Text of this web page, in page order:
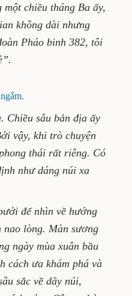
chiều tháng Ba ấy,
không dài nhưng
Pháo binh 382, tôi
Chiều sâu bản địa ấy
vậy, khi trò chuyện
thái rất riêng. Có
như dáng núi xa
để nhìn về hướng
nao lòng. Màn sương
ngày mùa xuân bầu
cách ưa khám phá và
sắc về dãy núi,